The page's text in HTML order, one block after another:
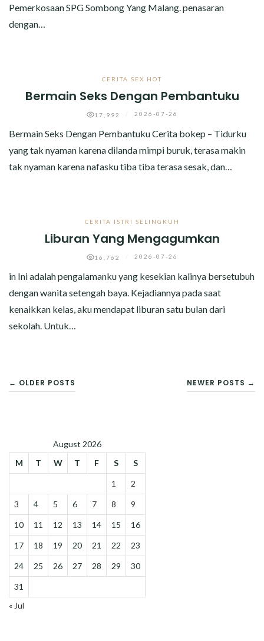
Pemerkosaan SPG Sombong Yang Malang. penasaran
dengan…
CERITA SEX HOT
Bermain Seks Dengan Pembantuku
17,992 2026-07-26
Bermain Seks Dengan Pembantuku Cerita bokep – Tidurku
yang tak nyaman karena dilanda mimpi buruk, terasa makin
tak nyaman karena nafasku tiba tiba terasa sesak, dan…
CERITA ISTRI SELINGKUH
Liburan Yang Mengagumkan
16,762 2026-07-26
in Ini adalah pengalamanku yang kesekian kalinya bersetubuh
dengan wanita setengah baya. Kejadiannya pada saat
kenaikkan kelas, aku mendapat liburan satu bulan dari
sekolah. Untuk…
POSTS
← OLDER POSTS NEWER POSTS →
August 2026
M
T W T F S S
1 2
3 4 5 6 7 8 9
10 11 12 13 14 15 16
17 18 19 20 21 22 23
24 25 26 27 28 29 30
31
« Jul